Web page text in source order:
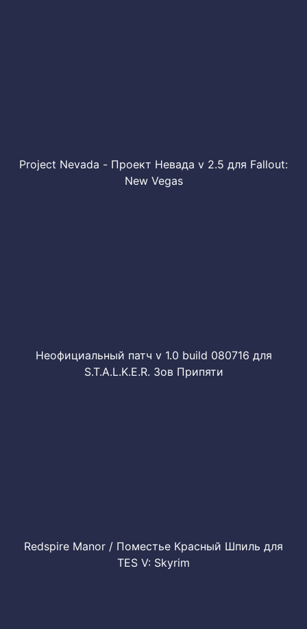
Project Nevada - Проект Невада v 2.5 для Fallout:
New Vegas
Неофициальный патч v 1.0 build 080716 для
S.T.A.L.K.E.R. Зов Припяти
Redspire Manor / Поместье Красный Шпиль для
TES V: Skyrim